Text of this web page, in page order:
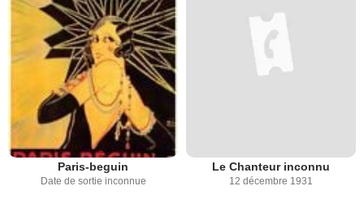
Paris-beguin
Date de sortie inconnue
Le Chanteur inconnu
12 décembre 1931